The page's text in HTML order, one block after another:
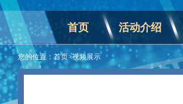
首页 活动介绍
您的位置：首页>视频展示